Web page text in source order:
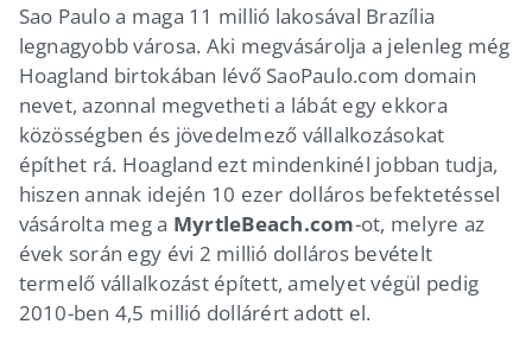
Sao Paulo a maga 11 millió lakosával Brazília
legnagyobb városa. Aki megvásárolja a jelenleg még
Hoagland birtokában lévő SaoPaulo.com domain
nevet, azonnal megvetheti a lábát egy ekkora
közösségben és jövedelmező vállalkozásokat
építhet rá. Hoagland ezt mindenkinél jobban tudja,
hiszen annak idején 10 ezer dolláros befektetéssel
vásárolta meg a MyrtleBeach.com-ot, melyre az
évek során egy évi 2 millió dolláros bevételt
termelő vállalkozást épített, amelyet végül pedig
2010-ben 4,5 millió dollárért adott el.